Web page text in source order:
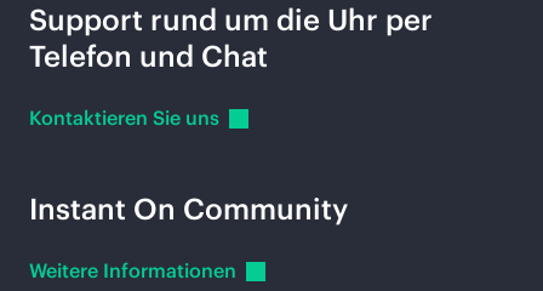
Support rund um die Uhr per
Telefon und Chat
Kontaktieren Sie uns
Instant On Community
Weitere Informationen